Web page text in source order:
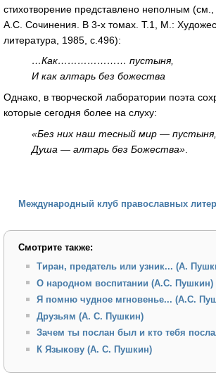
стихотворение представлено неполным
А.С. Сочинения. В 3-х томах. Т.1, М.:
литература, 1985, с.496):
…Как………………… пустыня,
И как алтарь без божества
Однако, в творческой лаборатории поэта
которые сегодня более на слуху:
«Без них наш тесный мир — пустыня,
Душа — алтарь без Божества»
Международный клуб православных
Смотрите также:
Тиран, предатель или узник... (А.
О народном воспитании (А.С. Пушкин)
Я помню чудное мгновенье... (А.С.
Друзьям (А. С. Пушкин)
Зачем ты послан был и кто тебя
К Языкову (А. С. Пушкин)